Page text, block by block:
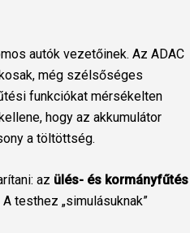
autók vezetőinek. Az ADAC
még szélsőséges
funkciókat mérsékelten
hogy az akkumulátor
a töltöttség.
az ülés- és kormányfűtés
testhez „simulásuknak”